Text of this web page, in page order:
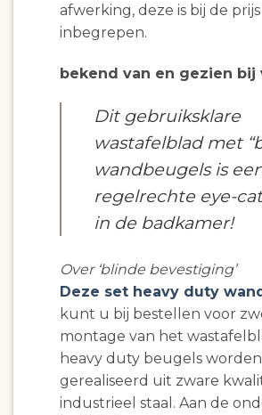
afwerking, deze is bij de prijs
inbegrepen.
bekend van en gezien bij
Dit gebruiksklare
wastafelblad met
wandbeugels is
regelrechte eye-
in de badkamer!
Over ‘blinde bevestiging’
Deze set heavy duty
kunt u bij bestellen voor
montage van het
heavy duty beugels worden
gerealiseerd uit zware
industrieel staal. Aan de